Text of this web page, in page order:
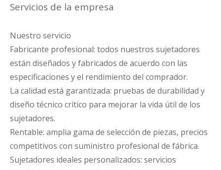
Servicios de la empresa
Nuestro servicio
Fabricante profesional: todos nuestros sujetadores
están diseñados y fabricados de acuerdo con las
especificaciones y el rendimiento del comprador.
La calidad está garantizada: pruebas de durabilidad y
diseño técnico crítico para mejorar la vida útil de los
sujetadores.
Rentable: amplia gama de selección de piezas, precios
competitivos con suministro profesional de fábrica.
Sujetadores ideales personalizados: servicios